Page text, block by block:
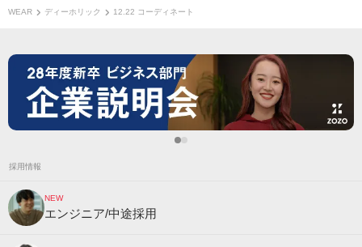
WEAR ディーホリック 12.22 コーディネート
採用情報
NEW
エンジニア/中途採用